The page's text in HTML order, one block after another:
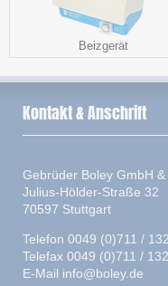
Beizgerät
Kontakt & Anschrift
Gebrüder Boley GmbH &
Julius-Hölder-Straße 32
70597 Stuttgart
Telefon 0049 (0)711 /
Telefax 0049 (0)711 /
E-Mail info@boley.de